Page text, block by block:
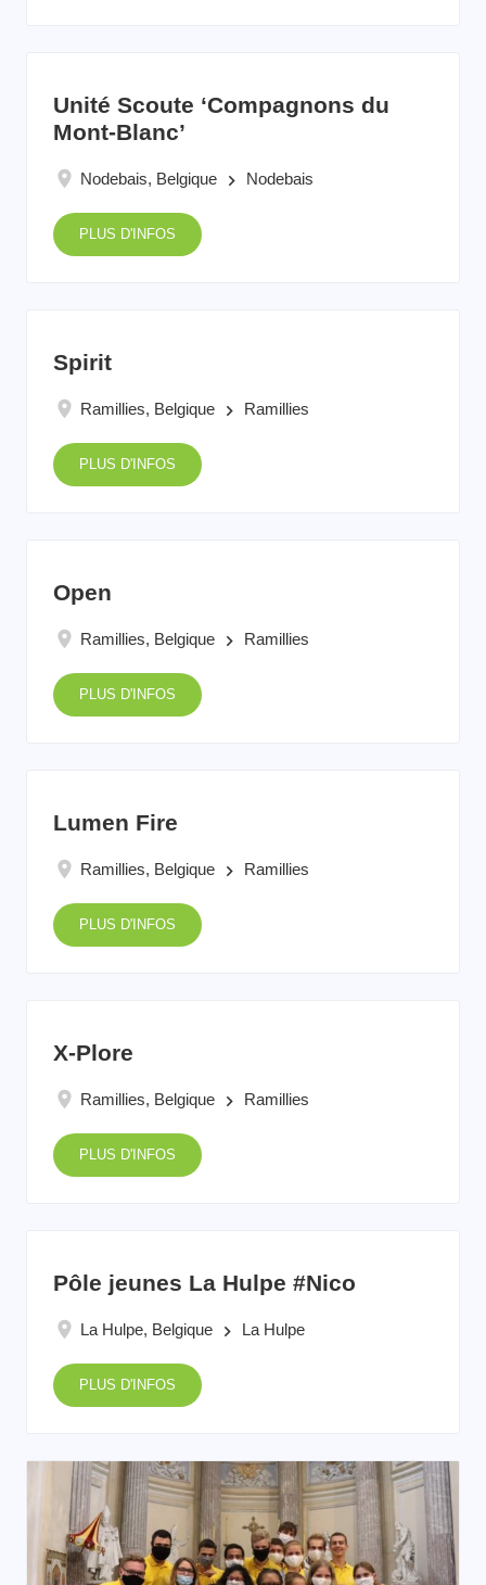
Unité Scoute ‘Compagnons du
Mont-Blanc’
Nodebais, Belgique keyboard_arrow_right Nodebais
PLUS D'INFOS
Spirit
Ramillies, Belgique keyboard_arrow_right Ramillies
PLUS D'INFOS
Open
Ramillies, Belgique keyboard_arrow_right Ramillies
PLUS D'INFOS
Lumen Fire
Ramillies, Belgique keyboard_arrow_right Ramillies
PLUS D'INFOS
X-Plore
Ramillies, Belgique keyboard_arrow_right Ramillies
PLUS D'INFOS
Pôle jeunes La Hulpe #Nico
La Hulpe, Belgique keyboard_arrow_right La Hulpe
PLUS D'INFOS